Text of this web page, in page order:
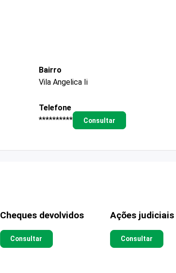
Bairro
Vila Angelica Ii
Telefone
**********
Consultar
Cheques devolvidos
Consultar
Ações judiciais
Consultar